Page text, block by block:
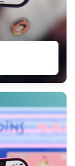
と楽しめました